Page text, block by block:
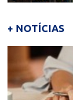
+ NOTÍCIAS